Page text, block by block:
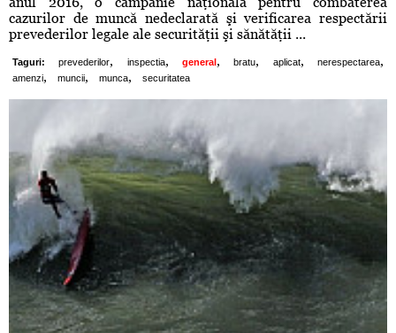
cazurilor de muncă nedeclarată şi verificarea respectării
prevederilor legale ale securităţii şi sănătăţii ...
Taguri: prevederilor, inspectia, general , bratu, aplicat, nerespectarea,
amenzi, muncii, munca, securitatea